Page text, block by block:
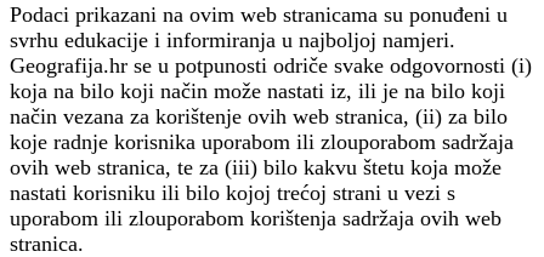
Podaci prikazani na ovim web stranicama su ponuđeni u
svrhu edukacije i informiranja u najboljoj namjeri.
Geografija.hr se u potpunosti odriče svake odgovornosti (i)
koja na bilo koji način može nastati iz, ili je na bilo koji
način vezana za korištenje ovih web stranica, (ii) za bilo
koje radnje korisnika uporabom ili zlouporabom sadržaja
ovih web stranica, te za (iii) bilo kakvu štetu koja može
nastati korisniku ili bilo kojoj trećoj strani u vezi s
uporabom ili zlouporabom korištenja sadržaja ovih web
stranica.